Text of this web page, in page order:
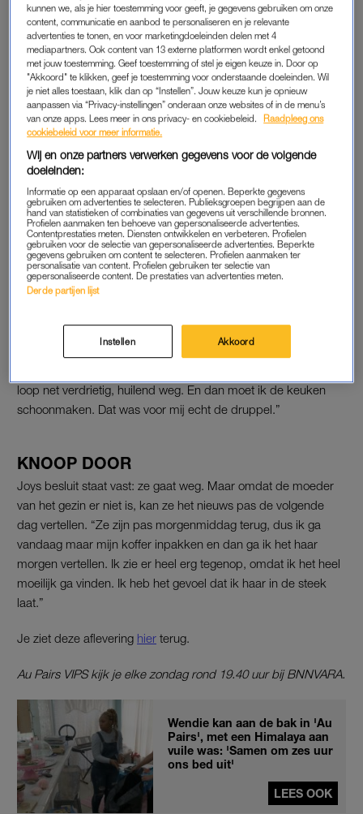
Emma heeft alopecia en shopt
voor een haarwerk in 'Au
Pairs': 'Zo klaar met die pet'
LEES OOK
LOMPE REACTIE
Wanneer Joy vertelt dat de ruzies en de drama in de relatie
van Lily en haar vriend haar opbreken, is Lily’s reactie niet wat
ze had verwacht. “Ik kreeg niet de reactie waar ik op hoopte.
Het ging vooral over haar problemen. En ik snap echt dat ze
het zwaar heeft, maar ik wilde gewoon een keer vertellen over
mezelf. Omdat ik altijd naar haar luister.”
aanraadt om bij het gezin te vertrekken. “Op het moment dat
ik op mijn kamer was, kreeg ik een appje van: ‘Wil je even de
loop net verdrietig, huilend weg. En dan moet ik de keuken
schoonmaken. Dat was voor mij echt de druppel.”
KNOOP DOOR
Joys besluit staat vast: ze gaat weg. Maar omdat de moeder
van het gezin er niet is, kan ze het nieuws pas de volgende
dag vertellen. “Ze zijn pas morgenmiddag terug, dus ik ga
vandaag maar mijn koffer inpakken en dan ga ik het haar
morgen vertellen. Ik zie er heel erg tegenop, omdat ik het heel
moeilijk ga vinden. Ik heb het gevoel dat ik haar in de steek
laat.”
Je ziet deze aflevering hier terug.
Au Pairs VIPS kijk je elke zondag rond 19.40 uur bij BNNVARA.
Wendie kan aan de bak in 'Au
Pairs', met een Himalaya aan
vuile was: 'Samen om zes uur
ons bed uit'
LEES OOK
kunnen we, als je hier toestemming voor geeft, je gegevens gebruiken om onze
content, communicatie en aanbod te personaliseren en je relevante
advertenties te tonen, en voor marketingdoeleinden delen met 4
mediapartners. Ook content van 13 externe platformen wordt enkel getoond
met jouw toestemming. Geef toestemming of stel je eigen keuze in. Door op
"Akkoord" te klikken, geef je toestemming voor onderstaande doeleinden. Wil
je niet alles toestaan, klik dan op “Instellen”. Jouw keuze kun je opnieuw
aanpassen via “Privacy-instellingen” onderaan onze websites of in de menu’s
van onze apps. Lees meer in ons privacy- en cookiebeleid.
Raadpleeg ons
cookiebeleid voor meer informatie.
Wij en onze partners verwerken gegevens voor de volgende
doeleinden:
Informatie op een apparaat opslaan en/of openen. Beperkte gegevens
gebruiken om advertenties te selecteren. Publieksgroepen begrijpen aan de
hand van statistieken of combinaties van gegevens uit verschillende bronnen.
Profielen aanmaken ten behoeve van gepersonaliseerde advertenties.
Contentprestaties meten. Diensten ontwikkelen en verbeteren. Profielen
gebruiken voor de selectie van gepersonaliseerde advertenties. Beperkte
gegevens gebruiken om content te selecteren. Profielen aanmaken ter
personalisatie van content. Profielen gebruiken ter selectie van
gepersonaliseerde content. De prestaties van advertenties meten.
Derde partijen lijst
Instellen Akkoord